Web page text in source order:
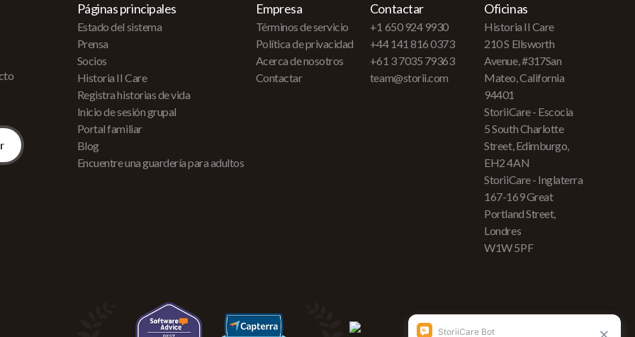
Páginas principales
Estado del sistema
Prensa
Socios
Historia II Care
Registra historias de vida
Inicio de sesión grupal
Portal familiar
Blog
Encuentre una guardería para adultos
Empresa
Términos de servicio
Política de privacidad
Acerca de nosotros
Contactar
Contactar
+1 650 924 9930
+44 141 816 0373
+61 3 7035 79363
team@storii.com
Oficinas
Historia II Care
210 S Ellsworth
Avenue, #317San
Mateo, California
94401
StoriiCare - Escocia
5 South Charlotte
Street, Edimburgo,
EH2 4AN
StoriiCare - Inglaterra
167-169 Great
Portland Street,
Londres
W1W 5PF